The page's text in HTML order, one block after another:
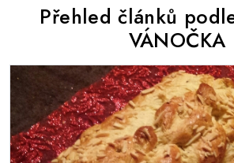
Přehled článků
VÁNOČKA